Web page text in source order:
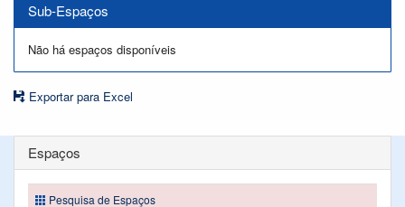
Sub-Espaços
Não há espaços disponíveis
Exportar para Excel
Espaços
Pesquisa de Espaços